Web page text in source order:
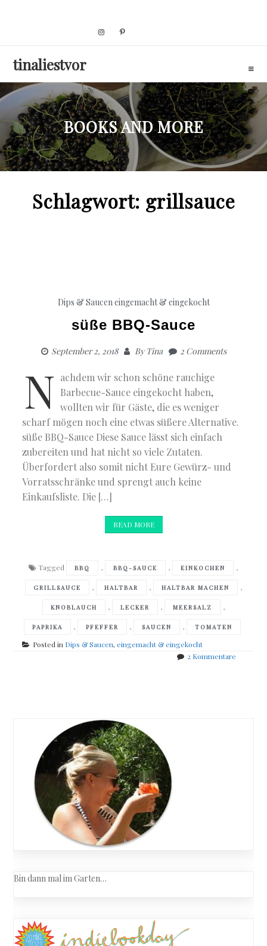
tinaliestvor
BOOKS AND MORE
Schlagwort: grillsauce
Dips & Saucen eingemacht & eingekocht
süße BBQ-Sauce
September 2, 2018 ByTina 2 Comments
N achdem wir schon schöne rauchige
Barbecue-Sauce eingekocht haben,
wollten wir für Gäste, die es weniger
scharf mögen noch eine etwas süßere Alternative.
süße BBQ-Sauce Diese Sauce lässt sich einfach
zubereiten und hat nicht so viele Zutaten.
Überfordert also somit nicht Eure Gewürz- und
Vorratsschränke und sprengt auch keine
Einkaufsliste. Die […]
READ MORE
Tagged BBQ , BBQ-SAUCE , EINKOCHEN ,
GRILLSAUCE , HALTBAR , HALTBAR MACHEN ,
KNOBLAUCH , LECKER , MEERSALZ ,
PAPRIKA , PFEFFER , SAUCEN , TOMATEN
Posted in Dips & Saucen,eingemacht & eingekocht
2 Kommentarezu
navigation
Bin dann mal im Garten…